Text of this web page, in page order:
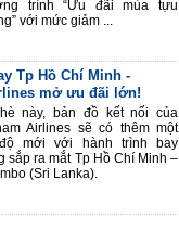
trình “Ưu đãi mùa tựu
với mức giảm ...
Tp Hồ Chí Minh -
mở ưu đãi lớn!
này, bản đồ kết nối của
Airlines sẽ có thêm một
mới với hành trình bay
sắp ra mắt Tp Hồ Chí Minh –
(Sri Lanka).